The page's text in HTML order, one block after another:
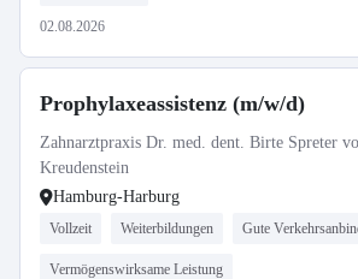
02.08.2026
Prophylaxeassistenz (m/w/d)
Zahnarztpraxis Dr. med. dent. Birte Spreter
Kreudenstein
Hamburg-Harburg
Vollzeit Weiterbildungen Gute
Vermögenswirksame Leistung